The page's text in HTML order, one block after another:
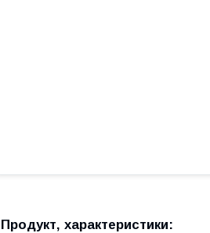
Продукт, характеристики: